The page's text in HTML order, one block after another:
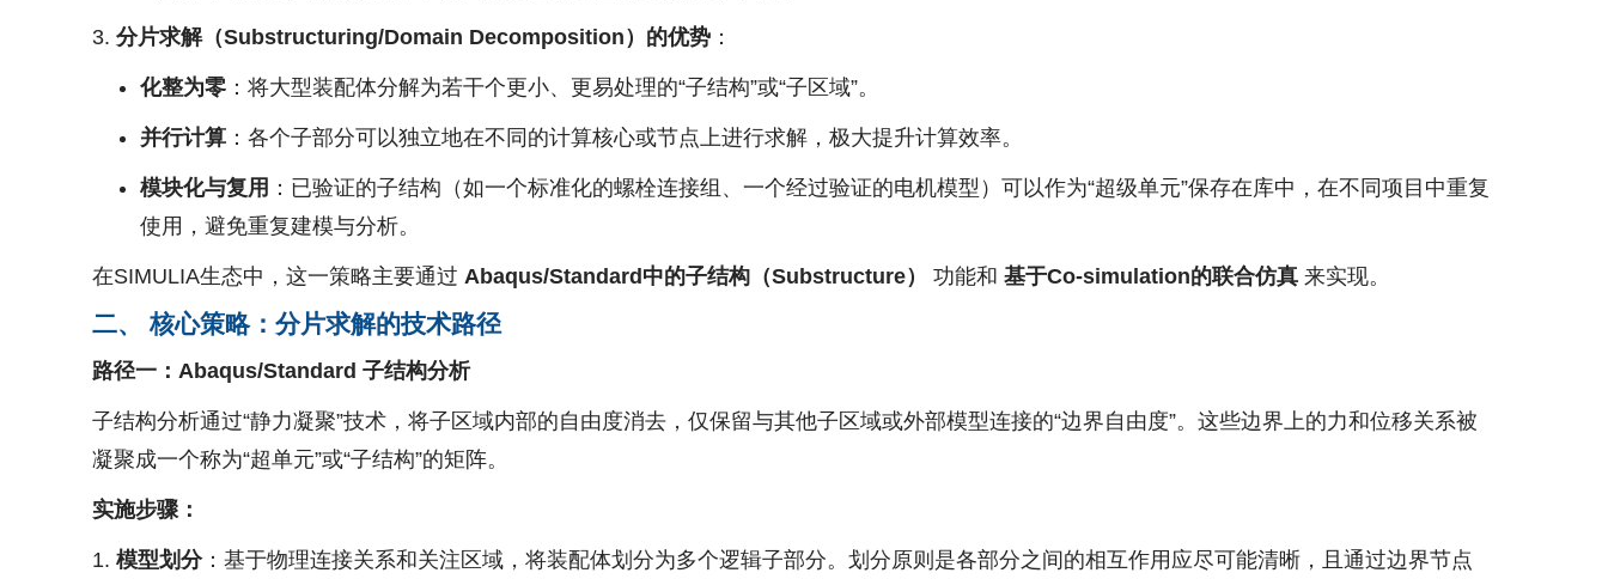
分片求解（Substructuring/Domain Decomposition）的优势 ：
化整为零 ：将大型装配体分解为若干个更小、更易处理的“子结构”或“子区域”。
并行计算 ：各个子部分可以独立地在不同的计算核心或节点上进行求解，极大提升计算效率。
模块化与复用 ：已验证的子结构（如一个标准化的螺栓连接组、一个经过验证的电机模型）可以作为“超级单元”保存在库中，在不同项目中重复
使用，避免重复建模与分析。
在SIMULIA生态中，这一策略主要通过 Abaqus/Standard中的子结构（Substructure） 功能和 基于Co-simulation的联合仿真 来实现。
二、 核心策略：分片求解的技术路径
路径一：Abaqus/Standard 子结构分析
子结构分析通过“静力凝聚”技术，将子区域内部的自由度消去，仅保留与其他子区域或外部模型连接的“边界自由度”。这些边界上的力和位移关系被
凝聚成一个称为“超单元”或“子结构”的矩阵。
实施步骤：
模型划分：基于物理连接关系和关注区域，将装配体划分为多个逻辑子部分。划分原则是各部分之间的相互作用应尽可能清晰，且通过边界节点